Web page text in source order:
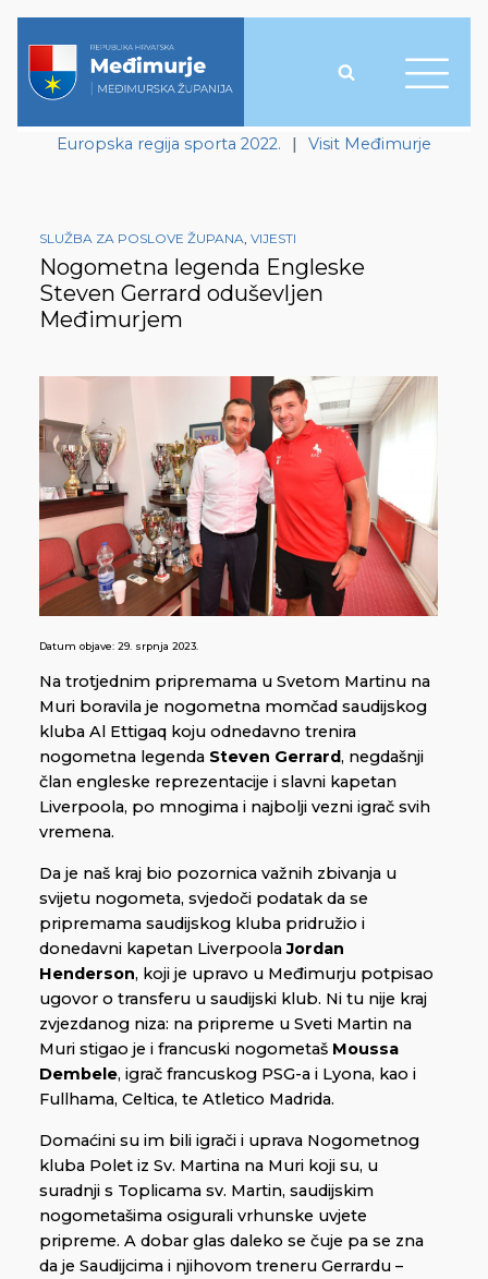
Europska regija sporta 2022. | Visit Međimurje
SLUŽBA ZA POSLOVE ŽUPANA, VIJESTI
Nogometna legenda Engleske
Steven Gerrard oduševljen
Međimurjem
Datum objave: 29. srpnja 2023.
Na trotjednim pripremama u Svetom Martinu na
Muri boravila je nogometna momčad saudijskog
kluba Al Ettigaq koju odnedavno trenira
nogometna legenda Steven Gerrard, negdašnji
član engleske reprezentacije i slavni kapetan
Liverpoola, po mnogima i najbolji vezni igrač svih
vremena.
Da je naš kraj bio pozornica važnih zbivanja u
svijetu nogometa, svjedoči podatak da se
pripremama saudijskog kluba pridružio i
donedavni kapetan LiverpoolaJordan
Henderson, koji je upravo u Međimurju potpisao
ugovor o transferu u saudijski klub. Ni tu nije kraj
zvjezdanog niza: na pripreme u Sveti Martin na
Muri stigao je i francuski nogometaš Moussa
Dembele, igrač francuskog PSG-a i Lyona, kao i
Fullhama, Celtica, te Atletico Madrida.
Domaćini su im bili igrači i uprava Nogometnog
kluba Polet iz Sv. Martina na Muri koji su, u
suradnji s Toplicama sv. Martin, saudijskim
nogometašima osigurali vrhunske uvjete
pripreme. A dobar glas daleko se čuje pa se zna
da je Saudijcima i njihovom treneru Gerrardu –